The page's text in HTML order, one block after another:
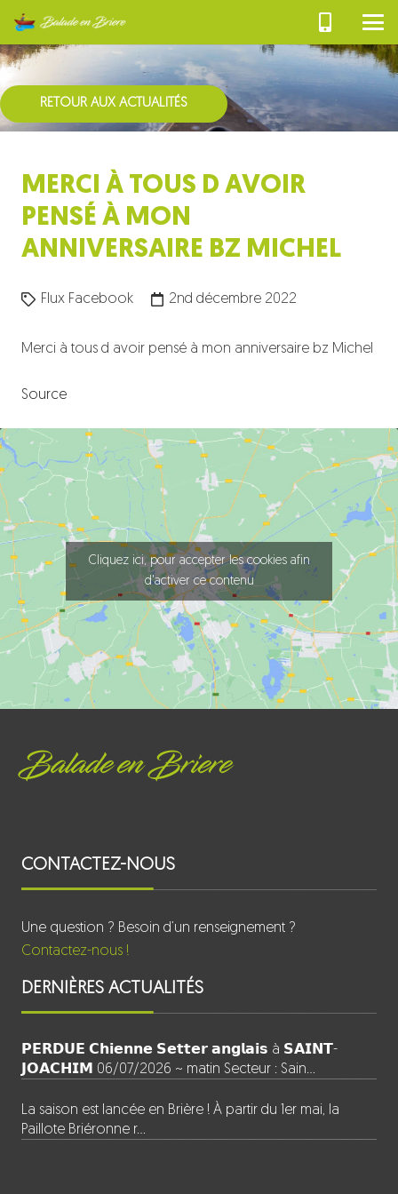
RETOUR AUX ACTUALITÉS
MERCI À TOUS D AVOIR
PENSÉ À MON
ANNIVERSAIRE BZ MICHEL
Flux Facebook 2nd décembre 2022
Merci à tous d avoir pensé à mon anniversaire bz Michel
Source
Cliquez ici, pour accepter les cookies afin
d'activer ce contenu
Balade en Briere
CONTACTEZ-NOUS
Une question ? Besoin d’un renseignement ?
Contactez-nous !
DERNIÈRES ACTUALITÉS
𝗣𝗘𝗥𝗗𝗨𝗘 𝗖𝗵𝗶𝗲𝗻𝗻𝗲 𝗦𝗲𝘁𝘁𝗲𝗿 𝗮𝗻𝗴𝗹𝗮𝗶𝘀 à 𝗦𝗔𝗜𝗡𝗧-
𝗝𝗢𝗔𝗖𝗛𝗜𝗠 06/07/2026 ~ matin Secteur : Sain…
La saison est lancée en Brière ! À partir du 1er mai, la
Paillote Briéronne r…